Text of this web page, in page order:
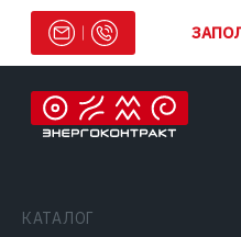
КАТАЛОГ